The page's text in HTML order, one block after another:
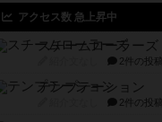
アクセス数 急上昇中
スチームローラーズ
2件の投稿
テンプテーション
2件の投稿